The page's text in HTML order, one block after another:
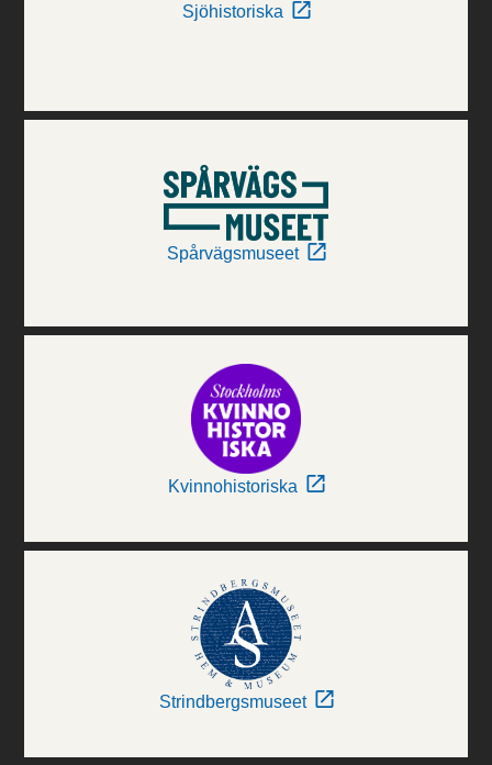
Sjöhistoriska
Spårvägsmuseet
Kvinnohistoriska
Strindbergsmuseet